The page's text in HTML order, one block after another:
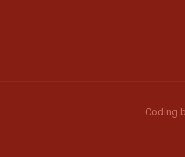
Coding